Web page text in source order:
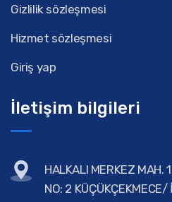
Gizlilik sözleşmesi
Hizmet sözleşmesi
Giriş yap
İletişim bilgileri
HALKALI MERKEZ MAH.
NO: 2 KÜÇÜKÇEKMECE/